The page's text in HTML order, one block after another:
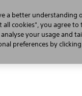
a better understanding
cookies", you agree to
your usage and
preferences by